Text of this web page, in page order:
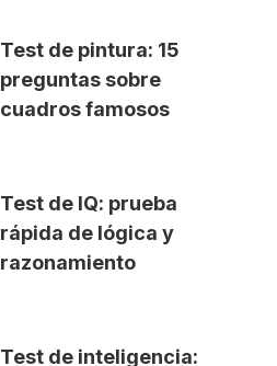
Test de pintura: 15
preguntas sobre
cuadros famosos
Test de IQ: prueba
rápida de lógica y
razonamiento
Test de inteligencia: